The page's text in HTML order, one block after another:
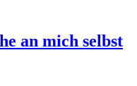
an mich selbst